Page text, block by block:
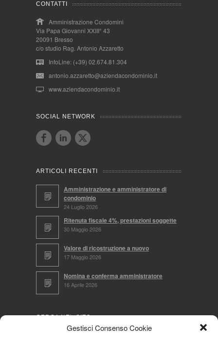
Gestisci Consenso Cookie
CONTATTI
Amministrazione Condomini
Via Papa Giovanni XXIII° 43
20091 Bresso
c/o studio Rag. Antonio Azzaretto
InfoLine: (+39) 02.674.81.304
antonio.azzaretto@aziendacondominio.it
www.aziendacondominio.it
SOCIAL NETWORK
ARTICOLI RECENTI
Amministrazione e amministratore di
condominio
24 Luglio 2026
Ritenuta fiscale 4%, prestazioni soggette
30 Maggio 2026
Valore di ricostruzione a nuovo
17 Maggio 2026
Nomina e conferma amministratore
16 Aprile 2026
CERCA NEL SITO